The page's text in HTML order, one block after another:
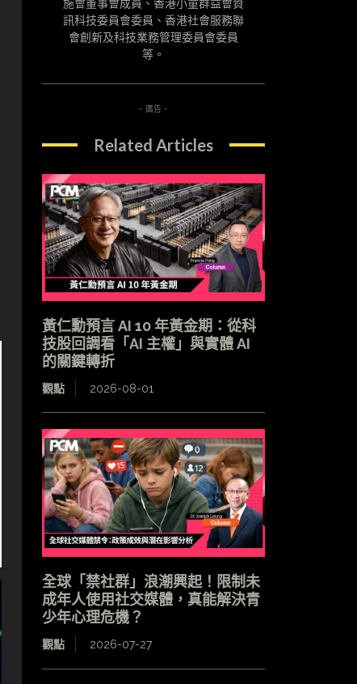
施會董事會成員、香港小童群益會資
訊科技委員會委員、香港社會服務聯
會創新及科技業務管理委員會委員
等。
- 廣告 -
Related Articles
黃仁勳預言 AI 10 年黃金期：從科
技股回調看「AI 主權」與實體 AI
的關鍵轉折
觀點 2026-08-01
全球「禁社群」浪潮興起！限制未
成年人使用社交媒體，真能解決青
少年心理危機？
觀點 2026-07-27